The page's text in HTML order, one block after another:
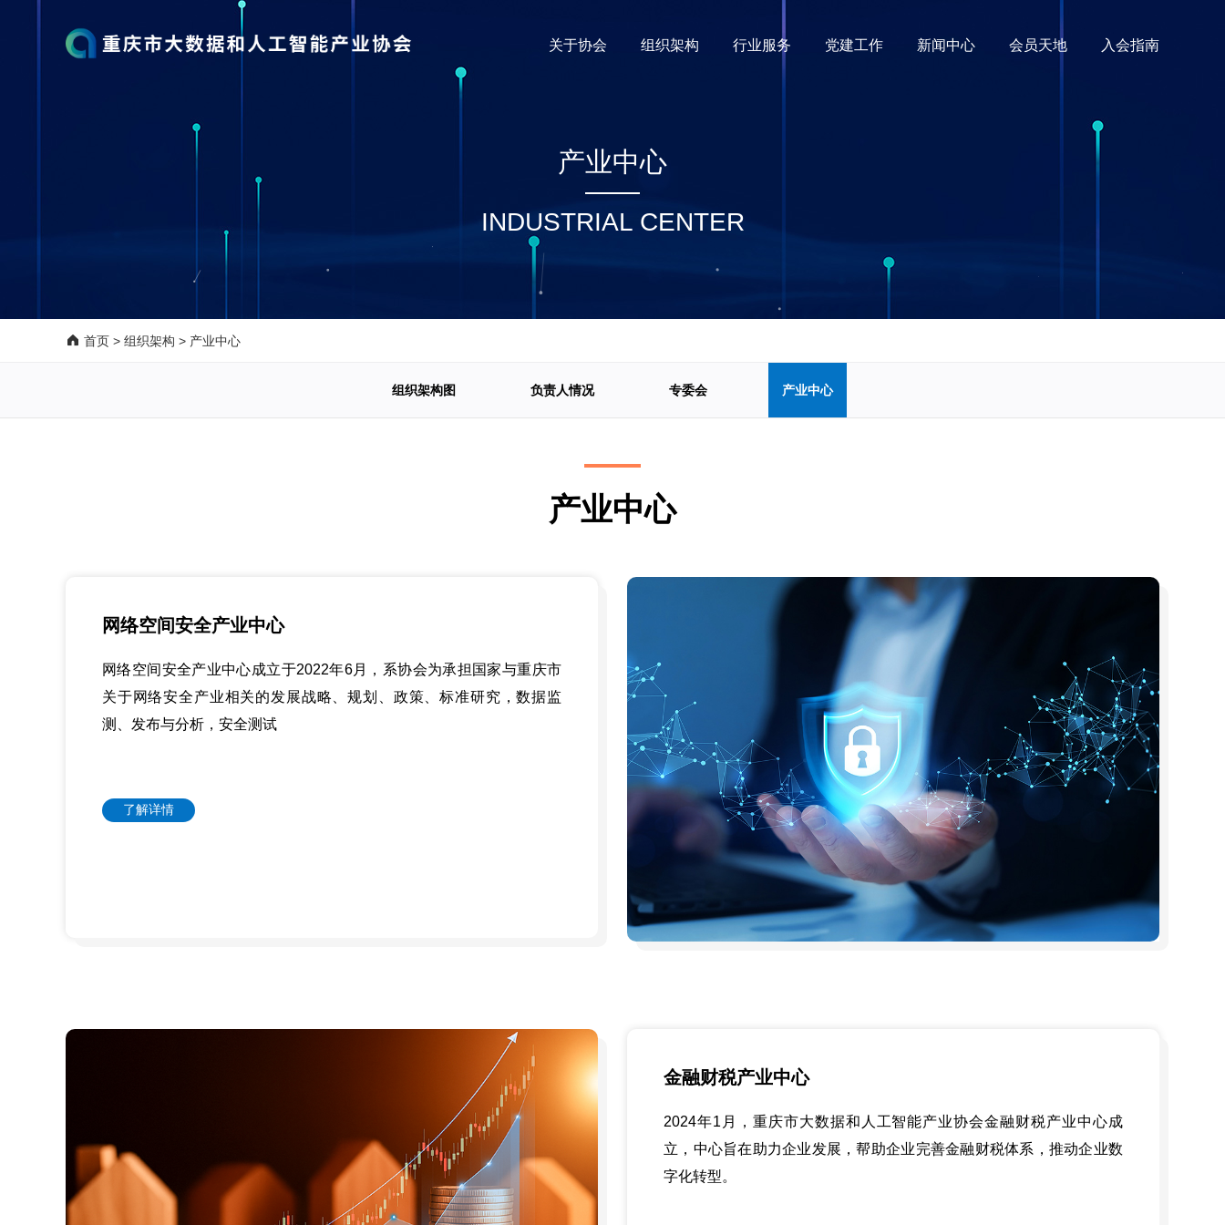
关于协会 组织架构 行业服务 党建工作 新闻中心 会员天地 入会指南
产业中心
INDUSTRIAL CENTER
首页 > 组织架构 > 产业中心
组织架构图 负责人情况 专委会 产业中心
产业中心
网络空间安全产业中心
网络空间安全产业中心成立于2022年6月，系协会为承担国家与重庆市
关于网络安全产业相关的发展战略、规划、政策、标准研究，数据监
测、发布与分析，安全测试
了解详情
金融财税产业中心
2024年1月，重庆市大数据和人工智能产业协会金融财税产业中心成
立，中心旨在助力企业发展，帮助企业完善金融财税体系，推动企业数
字化转型。